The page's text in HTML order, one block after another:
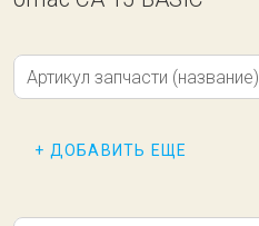
Артикул запчасти (название)
+ ДОБАВИТЬ ЕЩЕ